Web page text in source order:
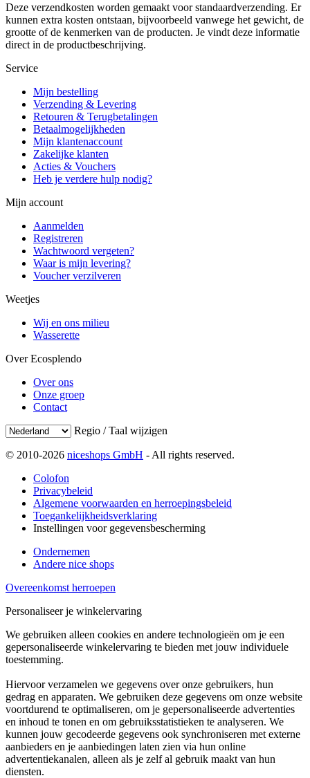
Deze verzendkosten worden gemaakt voor standaardverzending. Er
kunnen extra kosten ontstaan, bijvoorbeeld vanwege het gewicht, de
grootte of de kenmerken van de producten. Je vindt deze informatie
direct in de productbeschrijving.
Service
Mijn bestelling
Verzending & Levering
Retouren & Terugbetalingen
Betaalmogelijkheden
Mijn klantenaccount
Zakelijke klanten
Acties & Vouchers
Heb je verdere hulp nodig?
Mijn account
Aanmelden
Registreren
Wachtwoord vergeten?
Waar is mijn levering?
Voucher verzilveren
Weetjes
Wij en ons milieu
Wasserette
Over Ecosplendo
Over ons
Onze groep
Contact
Regio / Taal wijzigen
© 2010-2026 niceshops GmbH - All rights reserved.
Colofon
Privacybeleid
Algemene voorwaarden en herroepingsbeleid
Toegankelijkheidsverklaring
Instellingen voor gegevensbescherming
Ondernemen
Andere nice shops
Overeenkomst herroepen
Personaliseer je winkelervaring
We gebruiken alleen cookies en andere technologieën om je een
gepersonaliseerde winkelervaring te bieden met jouw individuele
toestemming.
Hiervoor verzamelen we gegevens over onze gebruikers, hun
gedrag en apparaten. We gebruiken deze gegevens om onze website
voortdurend te optimaliseren, om je gepersonaliseerde advertenties
en inhoud te tonen en om gebruiksstatistieken te analyseren. We
kunnen jouw gecodeerde gegevens ook synchroniseren met externe
aanbieders en je aanbiedingen laten zien via hun online
advertentiekanalen, alleen als je zelf al gebruik maakt van hun
diensten.